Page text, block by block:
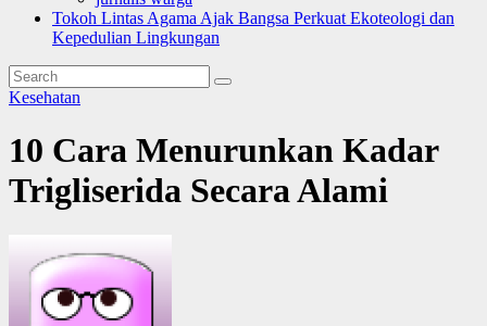
Tokoh Lintas Agama Ajak Bangsa Perkuat Ekoteologi dan
Kepedulian Lingkungan
Kesehatan
10 Cara Menurunkan Kadar
Trigliserida Secara Alami